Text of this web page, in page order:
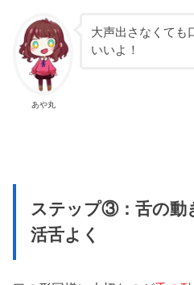
あや丸
大声出さなくても
いいよ！
ステップ③：舌の動
活舌よく